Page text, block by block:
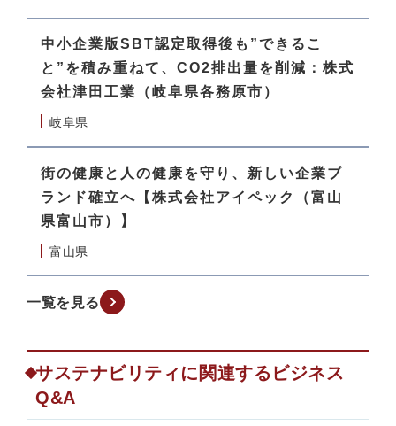
中小企業版SBT認定取得後も”できるこ
と”を積み重ねて、CO2排出量を削減：株式
会社津田工業（岐阜県各務原市）
岐阜県
街の健康と人の健康を守り、新しい企業ブ
ランド確立へ【株式会社アイペック（富山
県富山市）】
富山県
一覧を見る
サステナビリティに関連するビジネス
Q&A